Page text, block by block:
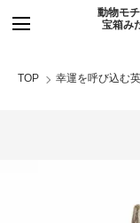
動物モ
宝箱み
TOP 幸運を呼び込む